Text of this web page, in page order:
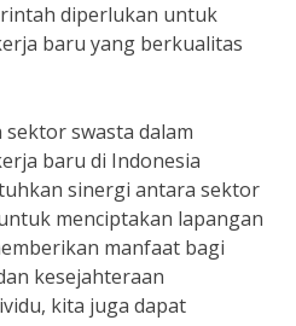
diperlukan untuk
baru yang berkualitas
swasta dalam
baru di Indonesia
sinergi antara sektor
menciptakan lapangan
manfaat bagi
kesejahteraan
kita juga dapat